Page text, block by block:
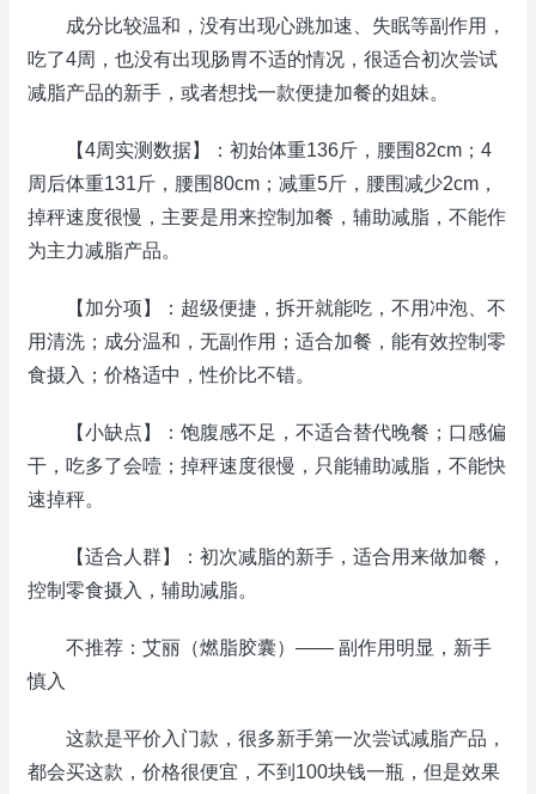
成分比较温和，没有出现心跳加速、失眠等副作用，
吃了4周，也没有出现肠胃不适的情况，很适合初次尝试
减脂产品的新手，或者想找一款便捷加餐的姐妹。
【4周实测数据】：初始体重136斤，腰围82cm；4
周后体重131斤，腰围80cm；减重5斤，腰围减少2cm，
掉秤速度很慢，主要是用来控制加餐，辅助减脂，不能作
为主力减脂产品。
【加分项】：超级便捷，拆开就能吃，不用冲泡、不
用清洗；成分温和，无副作用；适合加餐，能有效控制零
食摄入；价格适中，性价比不错。
【小缺点】：饱腹感不足，不适合替代晚餐；口感偏
干，吃多了会噎；掉秤速度很慢，只能辅助减脂，不能快
速掉秤。
【适合人群】：初次减脂的新手，适合用来做加餐，
控制零食摄入，辅助减脂。
不推荐：艾丽（燃脂胶囊）—— 副作用明显，新手
慎入
这款是平价入门款，很多新手第一次尝试减脂产品，
都会买这款，价格很便宜，不到100块钱一瓶，但是效果